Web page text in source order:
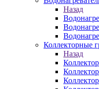
Назад
Коллекторные
Назад